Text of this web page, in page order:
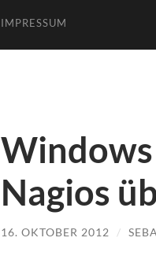
IMPRESSUM
Nagios
16. OKTOBER 2012 /